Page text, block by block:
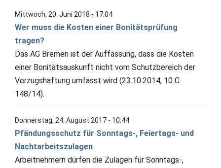
Mittwoch, 20. Juni 2018 - 17:04
Wer muss die Kosten einer Bonitätsprüfung
tragen?
Das AG Bremen ist der Auffassung, dass die Kosten
einer Bonitätsauskunft nicht vom Schutzbereich der
Verzugshaftung umfasst wird (23.10.2014, 10 C
148/14).
Donnerstag, 24. August 2017 - 10:44
Pfändungsschutz für Sonntags-, Feiertags- und
Nachtarbeitszulagen
Arbeitnehmern dürfen die Zulagen für Sonntags-,